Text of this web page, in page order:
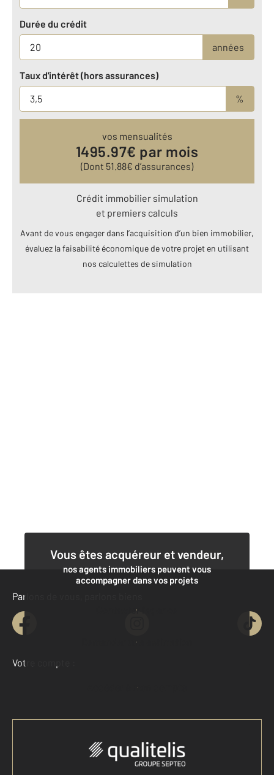
Durée du crédit
années
Taux d'intérêt (hors assurances)
%
vos mensualités
1495.97€ par mois
(Dont 51.88€ d’assurances)
Crédit immobilier simulation
et premiers calculs
Avant de vous engager dans l’acquisition d’un bien immobilier,
évaluez la faisabilité économique de votre projet en utilisant
nos calculettes de simulation
Vous êtes acquéreur et vendeur,
nos agents immobiliers peuvent vous
accompagner dans vos projets
Contacter l'agence
Demander une estimation
Parlons de vous, parlons biens
Votre compte :
Accéder à mon compte